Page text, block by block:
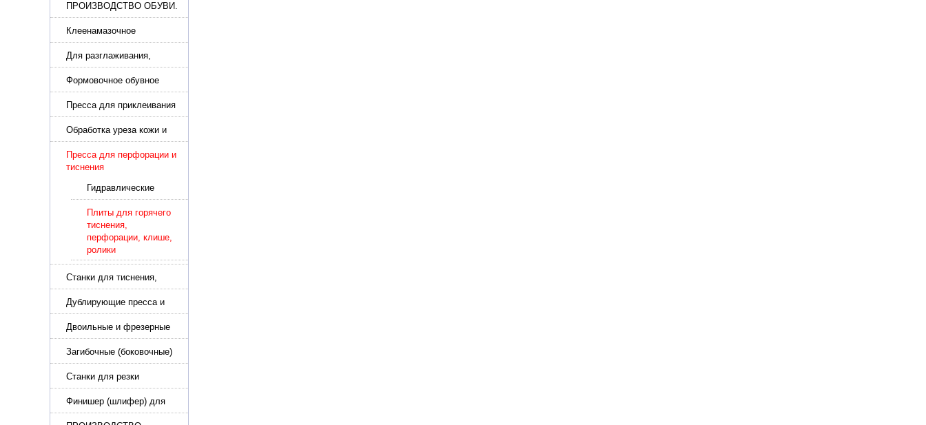
ПРОИЗВОДСТВО ОБУВИ.
Машины для изготовления
обуви
Клеенамазочное
оборудование и активаторы
клея
Для разглаживания,
разбивания и герметизации
шва
Формовочное обувное
оборудование
Пресса для приклеивания
подошвы и прибивки
каблука
Обработка уреза кожи и
покрасочные камеры
Пресса для перфорации и
тиснения
Гидравлические
пресса для
перфорации и
тиснения
Плиты для горячего
тиснения,
перфорации, клише,
ролики
Станки для тиснения,
нанесения логотипа и
нумераторы
Дублирующие пресса и
утюги для разглаживания
кожи
Двоильные и фрезерные
машины для слоения и
фрезерования кожи
Загибочные (боковочные)
машины для стельки,
кошельков, сумок
Станки для резки
кожи.Станки для резки
стропы
Финишер (шлифер) для
обуви